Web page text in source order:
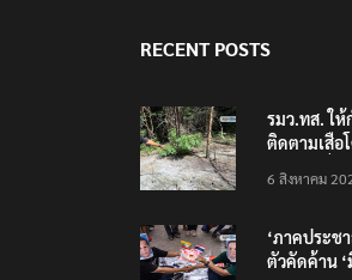
RECENT POSTS
รมว.ทส. ให้
ติดตามเสือ
6 สิงหาคม
‘ภาคประช
ตัวคัดค้าน ‘